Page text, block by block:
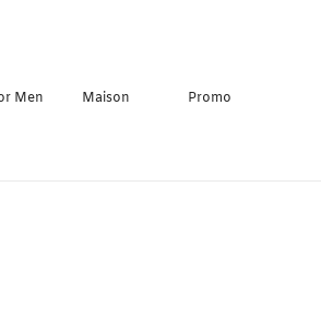
Men Maison Promo